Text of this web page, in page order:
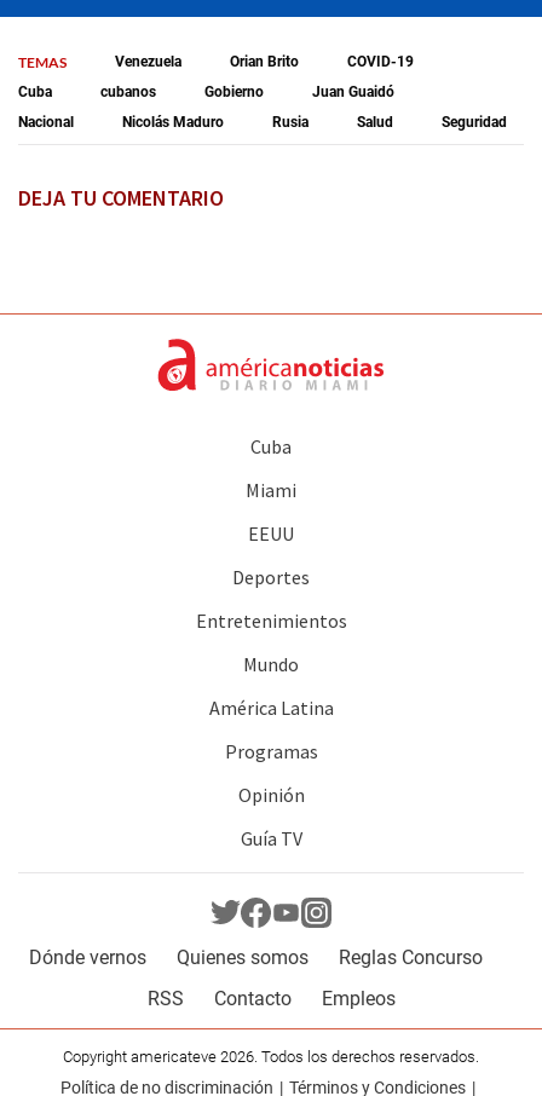
TEMAS Venezuela Orian Brito
COVID-19
Cuba
cubanos Gobierno
Juan Guaidó
Nacional
Nicolás Maduro Rusia Salud Seguridad
DEJA TU COMENTARIO
Cuba
Miami
EEUU
Deportes
Entretenimientos
Mundo
América Latina
Programas
Opinión
Guía TV
Dónde vernos Quienes somos
Reglas Concurso
RSS
Contacto Empleos
Copyright americateve 2026. Todos los derechos reservados.
Política de no discriminación Términos y Condiciones